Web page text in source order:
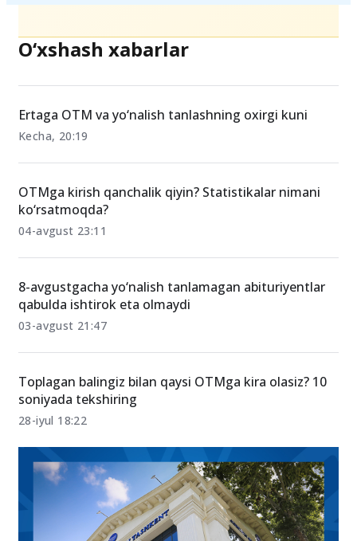
O‘xshash xabarlar
Ertaga OTM va yo‘nalish tanlashning oxirgi kuni
Kecha, 20:19
OTMga kirish qanchalik qiyin? Statistikalar nimani
ko‘rsatmoqda?
04-avgust 23:11
8-avgustgacha yo‘nalish tanlamagan abituriyentlar
qabulda ishtirok eta olmaydi
03-avgust 21:47
Toplagan balingiz bilan qaysi OTMga kira olasiz? 10
soniyada tekshiring
28-iyul 18:22